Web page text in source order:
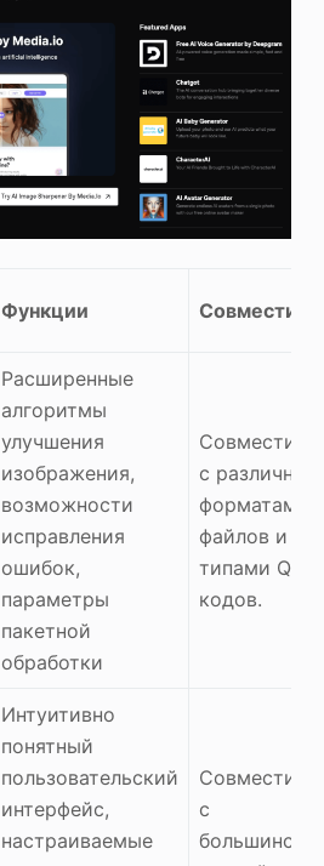
Функции
Расширенные
алгоритмы
улучшения
изображения,
возможности
исправления
ошибок,
параметры
пакетной
обработки
с
форматами
файлов и
типами QR-
кодов.
Интуитивно
понятный
пользовательский
интерфейс,
настраиваемые
с